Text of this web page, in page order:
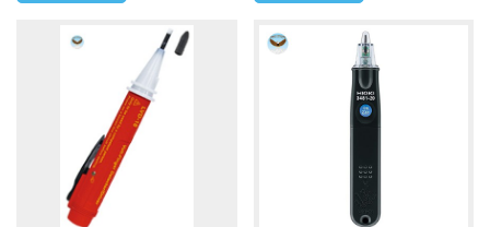
Ứng dụng
Kiểm tra cáp mạng:
Xác định cáp mạng có điện
áp hay không trước khi làm việc.
Kiểm tra ổ cắm:
Xác định ổ cắm có điện hay
không trước khi sử dụng.